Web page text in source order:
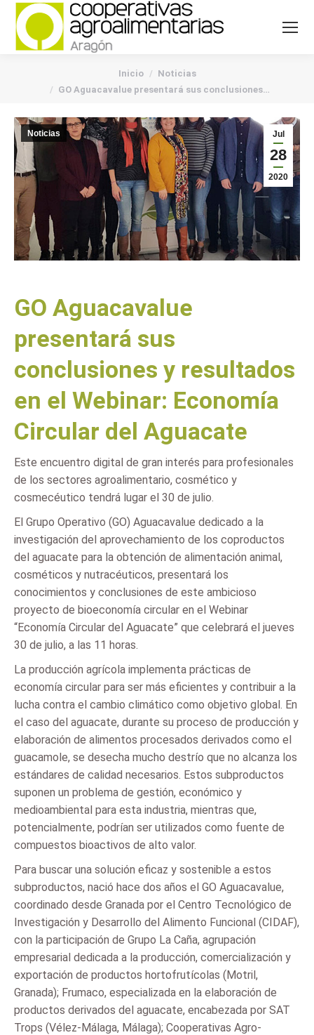
Inicio
Noticias
GO Aguacavalue presentará sus conclusiones…
Jul
28
2020
Noticias
GO Aguacavalue
presentará sus
conclusiones y resultados
en el Webinar: Economía
Circular del Aguacate
Este encuentro digital de gran interés para profesionales
de los sectores agroalimentario, cosmético y
cosmecéutico tendrá lugar el 30 de julio.
El Grupo Operativo (GO) Aguacavalue dedicado a la
investigación del aprovechamiento de los coproductos
del aguacate para la obtención de alimentación animal,
cosméticos y nutracéuticos, presentará los
conocimientos y conclusiones de este ambicioso
proyecto de bioeconomía circular en el Webinar
“Economía Circular del Aguacate” que celebrará el jueves
30 de julio, a las 11 horas.
La producción agrícola implementa prácticas de
economía circular para ser más eficientes y contribuir a la
lucha contra el cambio climático como objetivo global. En
el caso del aguacate, durante su proceso de producción y
elaboración de alimentos procesados derivados como el
guacamole, se desecha mucho destrío que no alcanza los
estándares de calidad necesarios. Estos subproductos
suponen un problema de gestión, económico y
medioambiental para esta industria, mientras que,
potencialmente, podrían ser utilizados como fuente de
compuestos bioactivos de alto valor.
Para buscar una solución eficaz y sostenible a estos
subproductos, nació hace dos años el GO Aguacavalue,
coordinado desde Granada por el Centro Tecnológico de
Investigación y Desarrollo del Alimento Funcional (CIDAF),
con la participación de Grupo La Caña, agrupación
empresarial dedicada a la producción, comercialización y
exportación de productos hortofrutícolas (Motril,
Granada); Frumaco, especializada en la elaboración de
productos derivados del aguacate, encabezada por SAT
Trops (Vélez-Málaga, Málaga); Cooperativas Agro-